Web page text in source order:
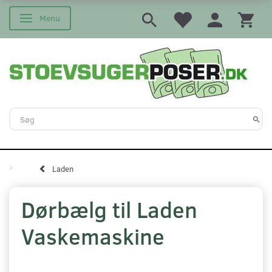
Skifte navigation
Menu
Laden
Dørbælg til Laden
Vaskemaskine